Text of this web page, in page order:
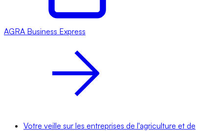
AGRA Business Express
Votre veille sur les entreprises de l'agriculture et de